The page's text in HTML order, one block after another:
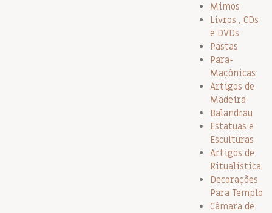
Mimos
Livros , CDs
e DVDs
Pastas
Para-
Maçônicas
Artigos de
Madeira
Balandrau
Estatuas e
Esculturas
Artigos de
Ritualística
Decorações
Para Templo
Câmara de